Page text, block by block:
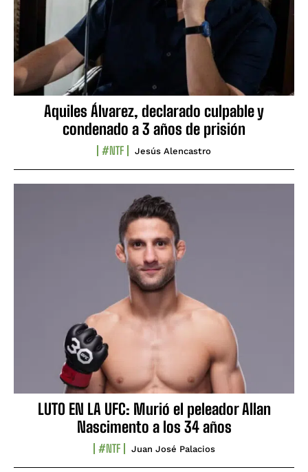
Aquiles Álvarez, declarado culpable y
condenado a 3 años de prisión
#NTF Jesús Alencastro
LUTO EN LA UFC: Murió el peleador Allan
Nascimento a los 34 años
#NTF Juan José Palacios